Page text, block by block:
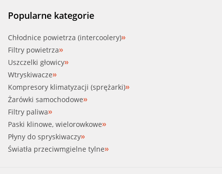
BMW (11 51 9 070 761)
BMW (9 061 160)
BMW (9 070 761)
COPARTS (01 513030)
DOLZ (B-204)
FEBI (1294)
FEBI (01294)
Popularne kategorie
Chłodnice powietrza (intercoolery)
Filtry powietrza
Uszczelki głowicy
Wtryskiwacze
Kompresory klimatyzacji (sprężarki)
Żarówki samochodowe
Filtry paliwa
Paski klinowe, wielorowkowe
Płyny do spryskiwaczy
Światła przeciwmgielne tylne